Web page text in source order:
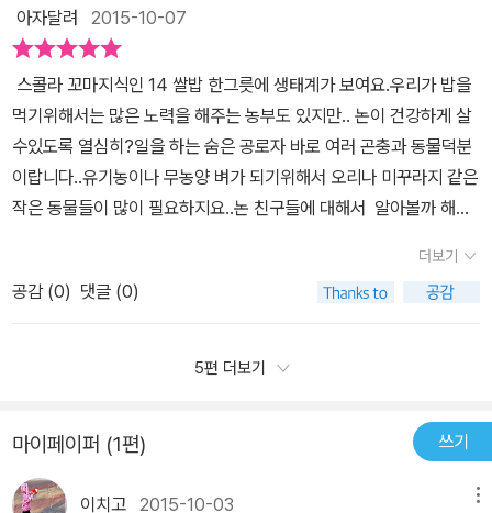
도 감사하겠죠?^^아이들이 항상 감사하는 마음을 가지며 자라났으면
바라는데 그런 의미에서 이 책을보며 농부아저씨 외에도 논친구들,
그리고 하늘,땅,해,바람,비에게도 감사하는 마음을 가질수있을것 같
았어요.쌀밥한그릇이 어떻게 나오는 지 궁금해 하는 친구들이 있다면
꼭 읽어보면 좋을것 같네요^^ 밥한그릇뿐만아니라 다른 많은 것들도
느낄수있어서 더 좋을테니까요..
고 벼농사가 잘 되기를 도와주는 왕우렁이가 알을 낳는 것입니다.분
홍색의 그 무엇은 바로 우렁이의 알들입니다.벼 논에서 자주 보이는
우렁이가 이리 숨어서 벼농사를 도와주고 있는 것입니다.벼농사를 지
을때는 벼멸구의 침범을 조심해야 합니다.벼멸구는 한 달에 한 번씩
알을 450개나 낳아 벼를 먹는 해충인데요벼멸구의 천적은 늑대거
미로 벼멸구가 벼농사를 망치는 것을 막아줍니다.요즘은 천연 농약
이 개발되어서 해충들을 인체에 무해한 천연 농약으로 물리치고 있습
대하게 요구됩니다.벼를 키우는 동안 논에서는 수많은 동식물들이
먹고 먹히며 ,서로 싸우고 도와주는 치열한 삶의 모습이 존재합니다.
자연이 스스로 자신들의 힘으로 벼를 키워가는 것입니다.우리들은 동
더 많은 노력을 기울어야 할 것입니다.
먹기까지는 긴 시간이 걸린다지요쌀밥을 먹게 도와주시는 농부 아저
씨들이 있구요. 또 빼 놓을수 없는 일꾼 친구들이 있답니다!!!바로 뱀,
개구리, 미꾸라지, 왕잠자리, 거미, 메뚜기 친구들이랍니다. 이 책을
읽고 있으니 저의 어린시절 아빠 경운기를 타고 논으로 모내기를 하
러 갔던 기억이 어렴풋하게 나네요!!모내기가 뭔지도 모르는 와니혀
니에게 책을 보면서 설명을 해 주었답니다. 그래도 해보지 못한 것들
이라서 설명을 해도 이해가 잘 안된다고 하더라구요다음에 어디론가
모내기 체험을 한 번 떠나봐야겠네요^^​모내기를 하면서 만나는 개구
리와 도롱뇽​그림으로 쉽게 알부터 시작해서 개구리와 도롱뇽이 되기
들이 벼 이삭을 따 먹어서 논 중간에 세워둔 허수아비어릴적 집에 있
나면 논 친구들은 떠날 준비를 한답니다.​겨울잠을 자는 친구도 있고,
따뜻한 곳으로 떠나는 친구들도 있다지요!!! 벼를 수확하면 비로써 쌀
밥이 집으로 온답니다!! ^^​쌀 한톨 한톨 농부아저씨의 땀과 논친구들
아자달려 2015-10-07
스콜라 꼬마지식인 14 쌀밥 한그릇에 생태계가 보여요.우리가 밥을
먹기위해서는 많은 노력을 해주는 농부도 있지만.. 논이 건강하게 살
수있도록 열심히?일을 하는 숨은 공로자 바로 여러 곤충과 동물덕분
이랍니다..유기농이나 무농양 벼가 되기위해서 오리나 미꾸라지 같은
작은 동물들이 많이 필요하지요..논 친구들에 대해서 알아볼까 해요
서 작은 벌레를 잡아먹고물방개는 물속 작은 동물들을 잡고실잠자리
애벌레도 찿아왔어요 파리나모기 지렁이를 먹는 개구리도오고여러
논 친구들이 논을 건강하게 만들어 주고있어요..​ 고추잠자리와 왕잠
자리는 벼가 잘 자랄수있게 벼멸구,흰등멸구.노랑다리멸구 .벼메뚜기
기도하고논바닥을 마구마구 헤집고 다니면서 작은곤충과 동물을잡아
먹는 미꾸라지 하루살이와 깔따구.청개구리도 오리를 피해서 숨기도
해요 먹이사슬을 보여주고 있답니다.서로를 잡아먹고 잡아 먹히는 관
더보기
공감 (0) 댓글 (0)
5편 더보기
마이페이퍼 (1편) 쓰기
이치고 2015-10-03